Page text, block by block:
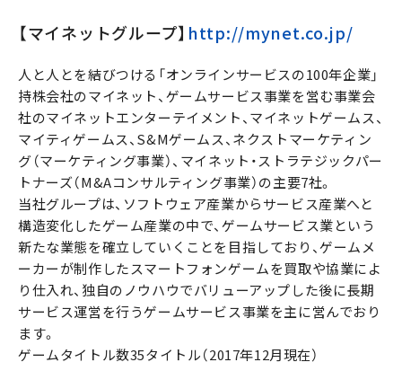
【マイネットグループ】 http://mynet.co.jp/
人と人とを結びつける「オンラインサービスの100年企業」
持株会社のマイネット、ゲームサービス事業を営む事業会
社のマイネットエンターテイメント、マイネットゲームス、
マイティゲームス、S&Mゲームス、ネクストマーケティン
グ（マーケティング事業）、マイネット・ストラテジックパー
トナーズ（M&Aコンサルティング事業）の主要7社。
当社グループは、ソフトウェア産業からサービス産業へと
構造変化したゲーム産業の中で、ゲームサービス業という
新たな業態を確立していくことを目指しており、ゲームメ
ーカーが制作したスマートフォンゲームを買取や協業によ
り仕入れ、独自のノウハウでバリューアップした後に長期
サービス運営を行うゲームサービス事業を主に営んでおり
ます。
ゲームタイトル数35タイトル（2017年12月現在）